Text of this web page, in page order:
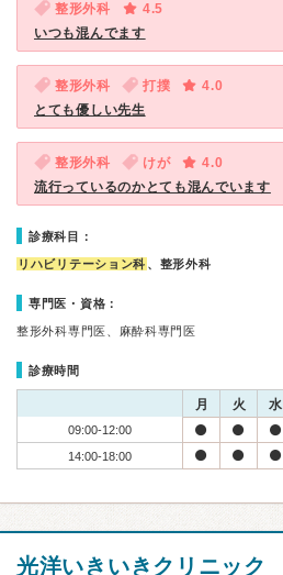
整形外科
4.5
いつも混んでます
整形外科 打撲
4.0
とても優しい先生
整形外科 けが
4.0
流行っているのかとても混んでいます
診療科目：
リハビリテーション科 、整形外科
専門医・資格：
整形外科専門医、麻酔科専門医
診療時間
月 火 水
09:00-12:00
14:00-18:00
光洋いきいきクリニック